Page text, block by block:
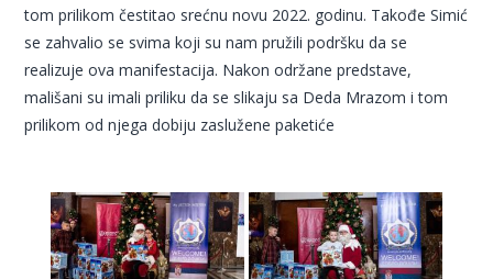
tom prilikom čestitao srećnu novu 2022. godinu. Takođe Simić
se zahvalio se svima koji su nam pružili podršku da se
realizuje ova manifestacija. Nakon održane predstave,
mališani su imali priliku da se slikaju sa Deda Mrazom i tom
prilikom od njega dobiju zaslužene paketiće